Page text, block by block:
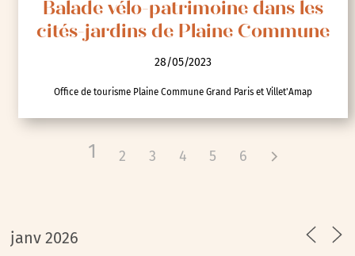
Balade vélo-patrimoine dans les
cités-jardins de Plaine Commune
28/05/2023
Office de tourisme Plaine Commune Grand Paris et Villet'Amap
1 2 3 4 5 6